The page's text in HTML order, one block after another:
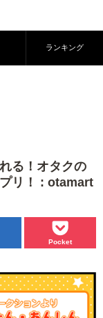
ランキング
る！オタクの
リ！ : otamart
Pocket